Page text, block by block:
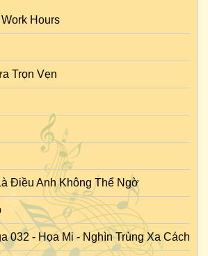
Hours
Trọn Vẹn
Điều Anh Không Thể Ngờ
032 - Họa Mi - Nghìn Trùng Xa Cách